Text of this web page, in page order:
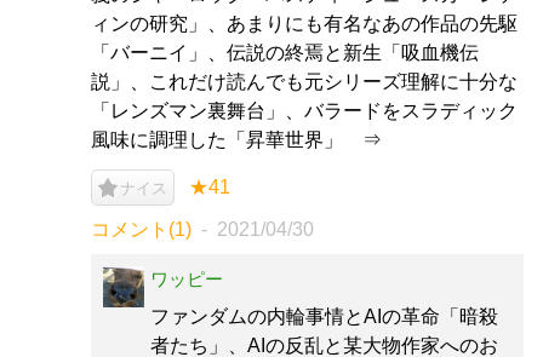
ィンの研究」、あまりにも有名なあの作品の先駆
「バーニイ」、伝説の終焉と新生「吸血機伝
説」、これだけ読んでも元シリーズ理解に十分な
「レンズマン裏舞台」、バラードをスラディック
風味に調理した「昇華世界」 ⇒
ナイス ★41
コメント(1) 2021/04/30
ワッピー
ファンダムの内輪事情とAIの革命「暗殺
者たち」、AIの反乱と某大物作家へのお